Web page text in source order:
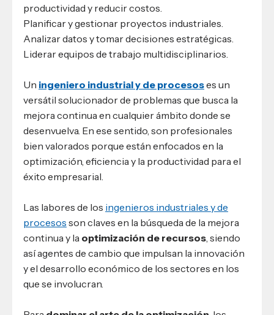
productividad y reducir costos.
Planificar y gestionar proyectos industriales.
Analizar datos y tomar decisiones estratégicas.
Liderar equipos de trabajo multidisciplinarios.
Un ingeniero industrial y de procesoses un
versátil solucionador de problemas que busca la
mejora continua en cualquier ámbito donde se
desenvuelva. En ese sentido, son profesionales
bien valorados porque están enfocados en la
optimización, eficiencia y la productividad para el
éxito empresarial.
Las labores de los ingenieros industriales y de
procesos son claves en la búsqueda de la mejora
continua y la optimización de recursos , siendo
así agentes de cambio que impulsan la innovación
y el desarrollo económico de los sectores en los
que se involucran.